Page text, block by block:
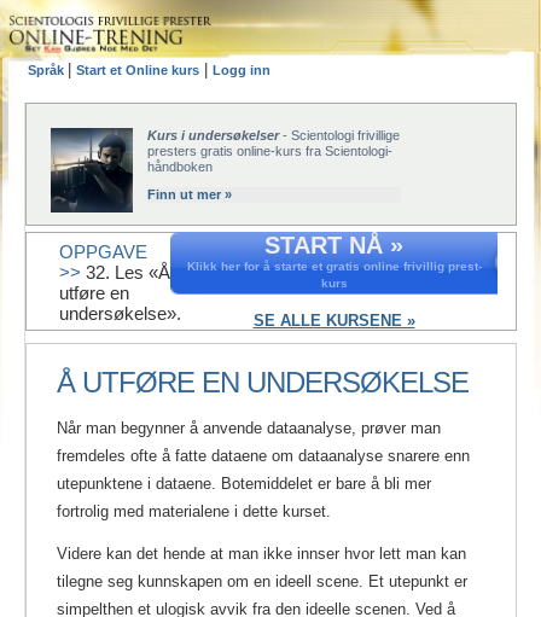
Språk Start et Online kurs Logg inn
Kurs i undersøkelser- Scientologi frivillige
presters gratis online-kurs fra Scientologi-
håndboken
Finn ut mer »
START NÅ »
Klikk her for å starte et gratis online frivillig prest-
kurs
SE ALLE KURSENE »
OPPGAVE
>> 32. Les «Å
utføre en
undersøkelse».
Å UTFØRE EN UNDERSØKELSE
Når man begynner å anvende dataanalyse, prøver man
fremdeles ofte å fatte dataene om dataanalyse snarere enn
utepunktene i dataene. Botemiddelet er bare å bli mer
fortrolig med materialene i dette kurset.
Videre kan det hende at man ikke innser hvor lett man kan
tilegne seg kunnskapen om en ideell scene. Et utepunkt er
simpelthen et ulogisk avvik fra den ideelle scenen. Ved å